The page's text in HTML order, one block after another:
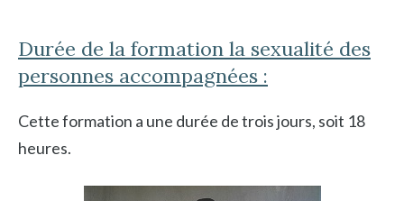
Durée de la formation la sexualité des
personnes accompagnées :
Cette formation a une durée de trois jours, soit 18
heures.